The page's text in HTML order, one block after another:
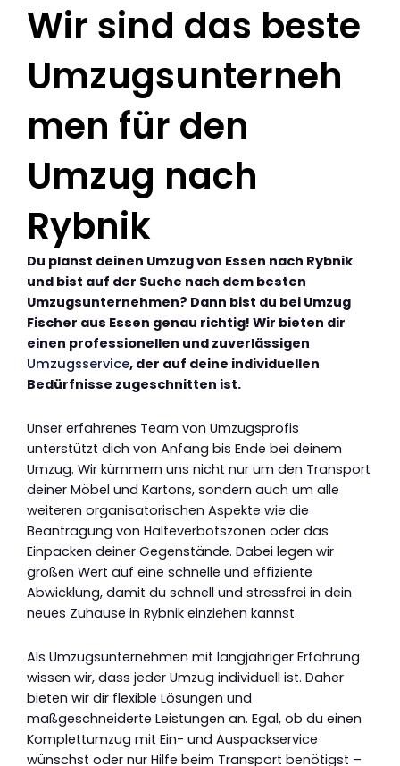
Wir sind das beste
Umzugsunterneh
men für den
Umzug nach
Rybnik
Du planst deinen Umzug von Essen nach Rybnik
und bist auf der Suche nach dem besten
Umzugsunternehmen? Dann bist du bei Umzug
Fischer aus Essen genau richtig! Wir bieten dir
einen professionellen und zuverlässigen
Umzugsservice, der auf deine individuellen
Bedürfnisse zugeschnitten ist.
Unser erfahrenes Team von Umzugsprofis
unterstützt dich von Anfang bis Ende bei deinem
Umzug. Wir kümmern uns nicht nur um den Transport
deiner Möbel und Kartons, sondern auch um alle
weiteren organisatorischen Aspekte wie die
Beantragung von Halteverbotszonen oder das
Einpacken deiner Gegenstände. Dabei legen wir
großen Wert auf eine schnelle und effiziente
Abwicklung, damit du schnell und stressfrei in dein
neues Zuhause in Rybnik einziehen kannst.
Als Umzugsunternehmen mit langjähriger Erfahrung
wissen wir, dass jeder Umzug individuell ist. Daher
bieten wir dir flexible Lösungen und
maßgeschneiderte Leistungen an. Egal, ob du einen
Komplettumzug mit Ein- und Auspackservice
wünschst oder nur Hilfe beim Transport benötigst –